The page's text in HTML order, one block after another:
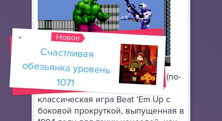
Игра "Невероятный Халк Сега" (по-
анг. The Incredible Hulk (1994) —
классическая игра Beat ‘Em Up с
боковой прокруткой, выпущенная в
Новое
Счастливая
обезьянка уровень
1071